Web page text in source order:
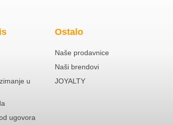
u
ugovora
Ostalo
Naše prodavnice
Naši brendovi
JOYALTY